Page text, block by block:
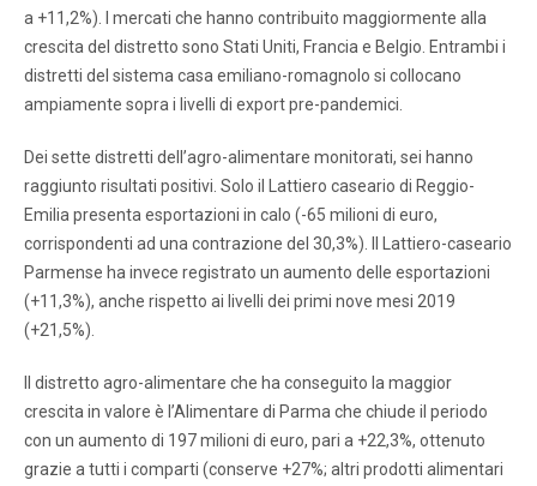
a +11,2%). I mercati che hanno contribuito maggiormente alla
crescita del distretto sono Stati Uniti, Francia e Belgio. Entrambi i
distretti del sistema casa emiliano-romagnolo si collocano
ampiamente sopra i livelli di export pre-pandemici.
Dei sette distretti dell’agro-alimentare monitorati, sei hanno
raggiunto risultati positivi. Solo il Lattiero caseario di Reggio-
Emilia presenta esportazioni in calo (-65 milioni di euro,
corrispondenti ad una contrazione del 30,3%). Il Lattiero-caseario
Parmense ha invece registrato un aumento delle esportazioni
(+11,3%), anche rispetto ai livelli dei primi nove mesi 2019
(+21,5%).
Il distretto agro-alimentare che ha conseguito la maggior
crescita in valore è l’Alimentare di Parma che chiude il periodo
con un aumento di 197 milioni di euro, pari a +22,3%, ottenuto
grazie a tutti i comparti (conserve +27%; altri prodotti alimentari